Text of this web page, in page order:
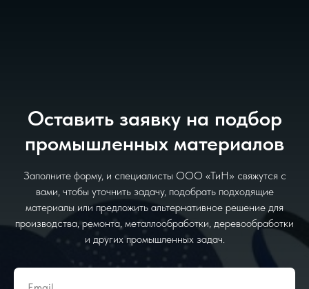
Оставить заявку на подбор
промышленных материалов
Заполните форму, и специалисты ООО «ТиН» свяжутся с
вами, чтобы уточнить задачу, подобрать подходящие
материалы или предложить альтернативное решение для
производства, ремонта, металлообработки, деревообработки
и других промышленных задач.